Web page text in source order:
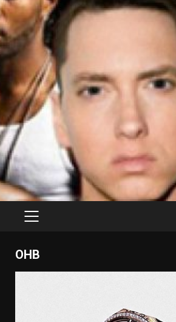
PRIMARY
OHB